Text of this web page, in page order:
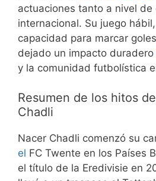
actuaciones tanto a nivel de
internacional. Su juego
capacidad para marcar
dejado un impacto duradero
y la comunidad futbolística
Resumen de los hitos
Chadli
Nacer Chadli comenzó su
el FC Twente en los Países
el título de la Eredivisie en